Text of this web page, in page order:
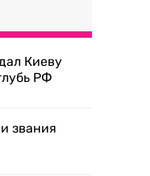
Киеву
РФ
звания